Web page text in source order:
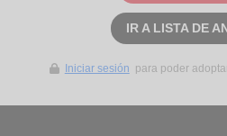
IR A LISTA DE
Iniciar sesión para poder